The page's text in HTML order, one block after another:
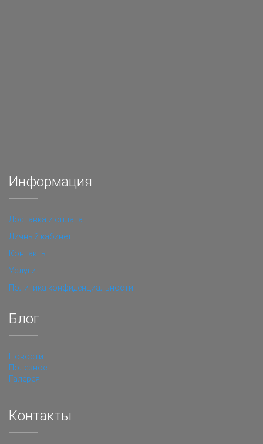
Информация
Доставка и оплата
Личный кабинет
Контакты
Услуги
Политика конфиденциальности
Блог
Новости
Полезное
Галерея
Контакты